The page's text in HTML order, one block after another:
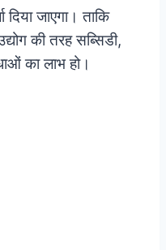
दिया जाएगा। ताकि
की तरह सब्सिडी,
का लाभ हो।